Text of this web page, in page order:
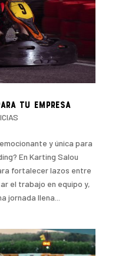
tu empresa
y única para
En Karting Salou
fortalecer lazos entre
el trabajo en equipo y,
jornada llena...